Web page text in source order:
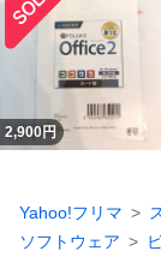
2,900円
Yahoo!フリマ
ソフトウェア